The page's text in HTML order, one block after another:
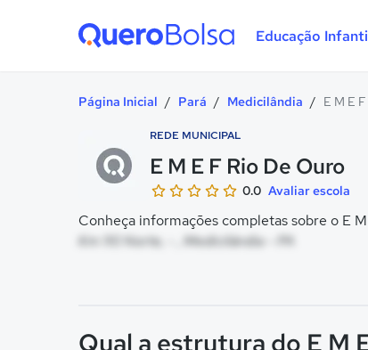
Educação
Página Inicial / Pará / Medicilândia / E M E
REDE MUNICIPAL
E M E F Rio De Ouro
0.0 Avaliar escola
Conheça informações completas sobre o E
Km 110 Norte, - , Medicilândia - PA
Qual a estrutura do E M